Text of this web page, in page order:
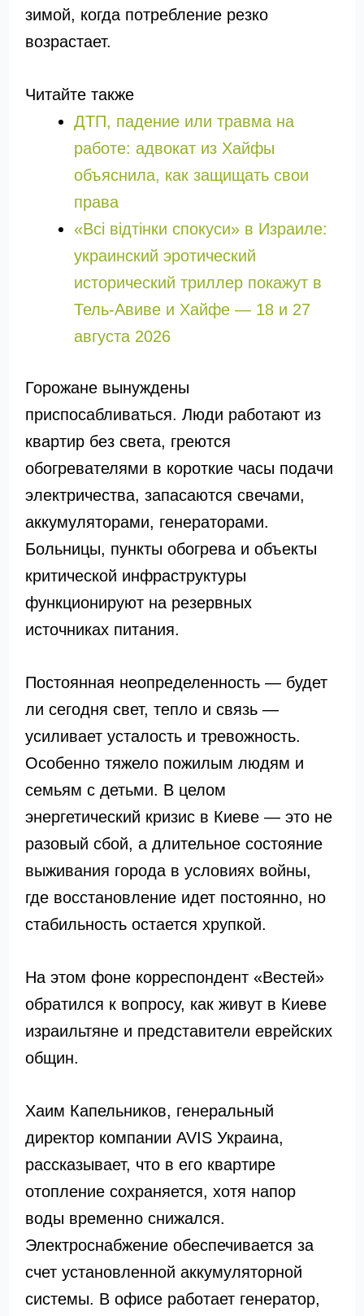
зимой, когда потребление резко
возрастает.
Читайте также
ДТП, падение или травма на
работе: адвокат из Хайфы
объяснила, как защищать свои
права
«Всі відтінки спокуси» в Израиле:
украинский эротический
исторический триллер покажут в
Тель-Авиве и Хайфе — 18 и 27
августа 2026
Горожане вынуждены
приспосабливаться. Люди работают из
квартир без света, греются
обогревателями в короткие часы подачи
электричества, запасаются свечами,
аккумуляторами, генераторами.
Больницы, пункты обогрева и объекты
критической инфраструктуры
функционируют на резервных
источниках питания.
Постоянная неопределенность — будет
ли сегодня свет, тепло и связь —
усиливает усталость и тревожность.
Особенно тяжело пожилым людям и
семьям с детьми. В целом
энергетический кризис в Киеве — это не
разовый сбой, а длительное состояние
выживания города в условиях войны,
где восстановление идет постоянно, но
стабильность остается хрупкой.
На этом фоне корреспондент «Вестей»
обратился к вопросу, как живут в Киеве
израильтяне и представители еврейских
общин.
Хаим Капельников, генеральный
директор компании AVIS Украина,
рассказывает, что в его квартире
отопление сохраняется, хотя напор
воды временно снижался.
Электроснабжение обеспечивается за
счет установленной аккумуляторной
системы. В офисе работает генератор,